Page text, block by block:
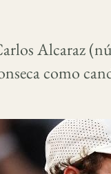
Alcaraz
como